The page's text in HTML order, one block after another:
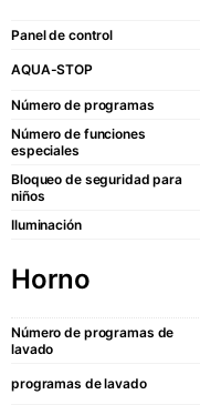
Panel de control
AQUA-STOP
Número de programas
Número de funciones
especiales
Bloqueo de seguridad para
niños
Iluminación
Horno
Número de programas de
lavado
programas de lavado